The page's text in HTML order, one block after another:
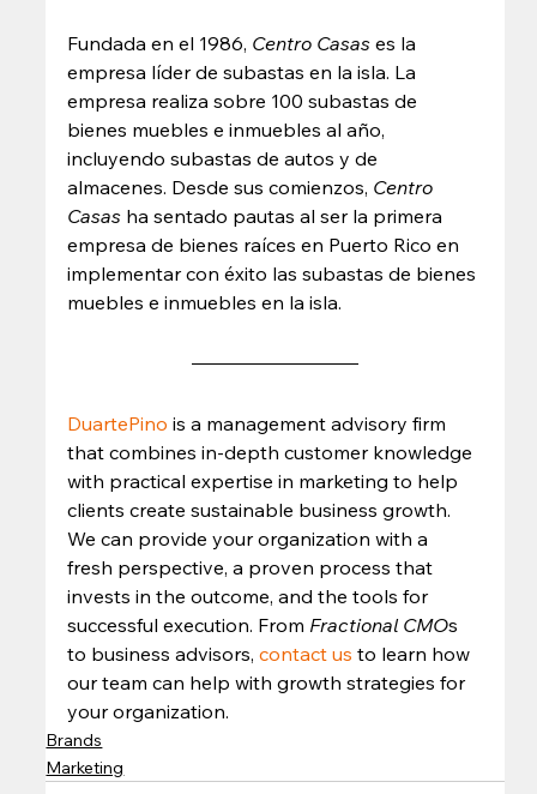
Fundada en el 1986, Centro Casas es la
empresa líder de subastas en la isla. La
empresa realiza sobre 100 subastas de
bienes muebles e inmuebles al año,
incluyendo subastas de autos y de
almacenes. Desde sus comienzos, Centro
Casas ha sentado pautas al ser la primera
empresa de bienes raíces en Puerto Rico en
implementar con éxito las subastas de bienes
muebles e inmuebles en la isla.
DuartePino is a management advisory firm
that combines in-depth customer knowledge
with practical expertise in marketing to help
clients create sustainable business growth.
We can provide your organization with a
fresh perspective, a proven process that
invests in the outcome, and the tools for
successful execution. From Fractional CMOs
to business advisors, contact us to learn how
our team can help with growth strategies for
your organization.
Brands
Marketing